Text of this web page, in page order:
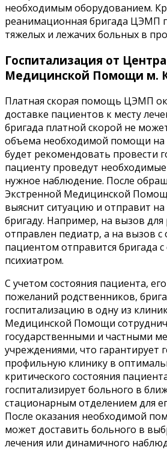
необходимым оборудованием.
реанимационная бригада ЦЭМП
тяжелых и лежачих больных в
Госпитализация от
Медицинской Помощи м.
Платная скорая помощь ЦЭМП
доставке пациентов к месту
бригада платной скорой не
объема необходимой помощи на
будет рекомендовать провести
пациенту проведут
нужное наблюдение. После
Экстренной Медицинской
выяснит ситуацию и отправит
бригаду. Например, на вызов для
отправлен педиатр, а на вызов с
пациентом отправится бригада
психиатром.
С учетом состояния пациента,
пожеланий родственников,
госпитализацию в одну из
Медицинской Помощи
государственными и частными
учреждениями, что гарантирует
профильную клинику в
критического состояния
госпитализирует больного в
стационарным отделением для
После оказания необходимой
может доставить больного в
лечения или динамичного